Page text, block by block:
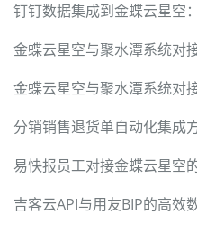
钉钉数据集成到金蝶云星空
金蝶云星空与聚水潭系统对
金蝶云星空与聚水潭系统对
分销销售退货单自动化集成
易快报员工对接金蝶云星空
吉客云API与用友BIP的高效